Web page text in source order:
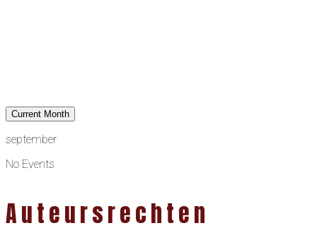
Current Month
september
No Events
Auteursrechten